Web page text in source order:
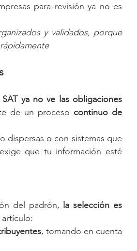
para revisión ya no es
y validados, porque
SAT ya no ve las obligaciones
de un proceso continuo de
dispersas o con sistemas que
del padrón, la selección es
, tomando en cuenta